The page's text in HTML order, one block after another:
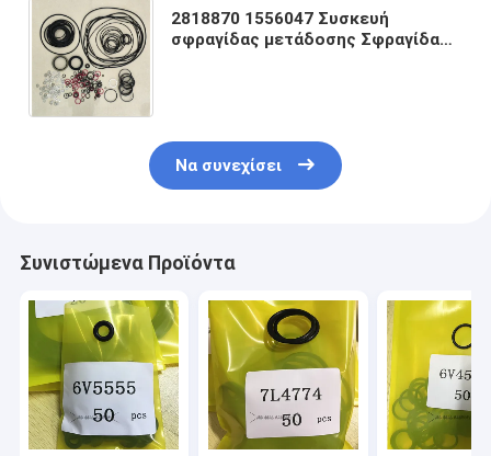
2818870 1556047 Συσκευή
σφραγίδας μετάδοσης Σφραγίδα
Να συνεχίσει
Συνιστώμενα Προϊόντα